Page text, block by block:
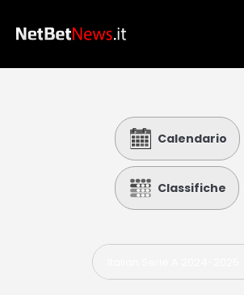
Calcio
Basket
Tennis
Lo Sapevi Che
Calendario
Classifiche